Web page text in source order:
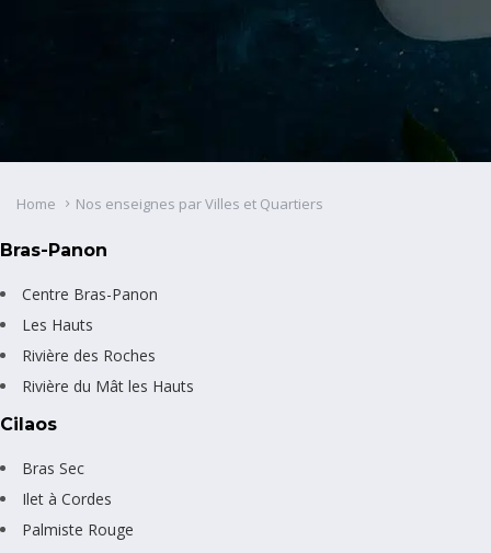
Home Nos enseignes par Villes et Quartiers
Bras-Panon
Centre Bras-Panon
Les Hauts
Rivière des Roches
Rivière du Mât les Hauts
Cilaos
Bras Sec
Ilet à Cordes
Palmiste Rouge